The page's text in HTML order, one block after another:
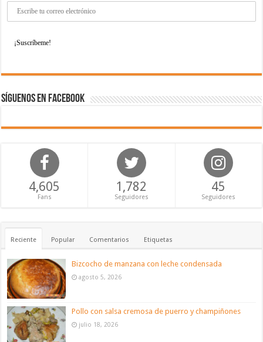
Síguenos en Facebook
4,605
Fans
1,782
Seguidores
45
Seguidores
Reciente Popular Comentarios Etiquetas
Bizcocho de manzana con leche condensada
agosto 5, 2026
Pollo con salsa cremosa de puerro y champiñones
julio 18, 2026